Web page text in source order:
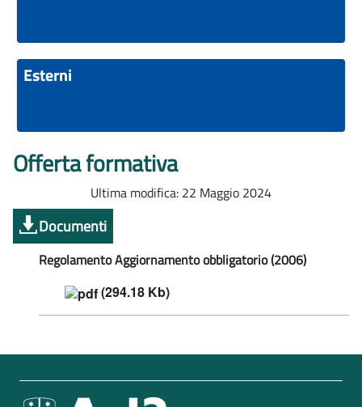
Esterni
Offerta formativa
Ultima modifica: 22 Maggio 2024
Documenti
Regolamento Aggiornamento obbligatorio (2006)
(294.18 Kb)